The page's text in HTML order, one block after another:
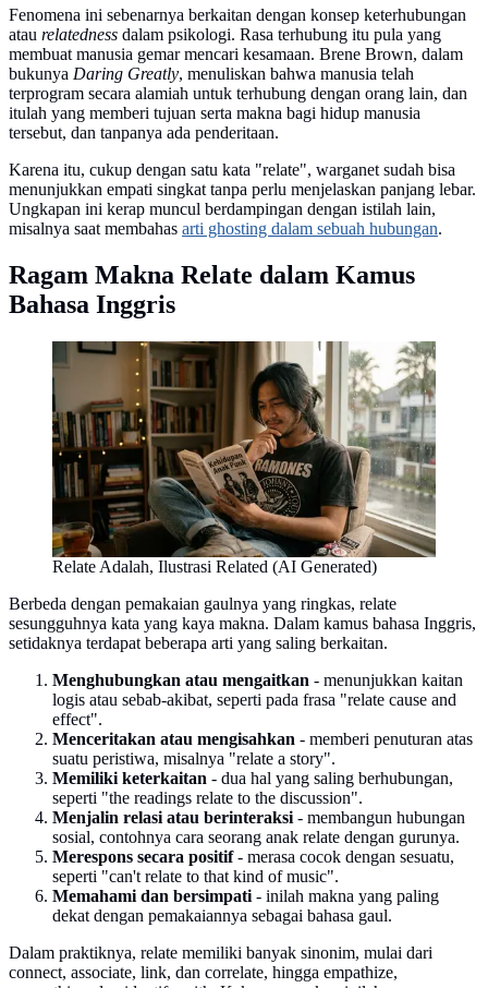
Fenomena ini sebenarnya berkaitan dengan konsep keterhubungan
atau relatedness dalam psikologi. Rasa terhubung itu pula yang
membuat manusia gemar mencari kesamaan. Brene Brown, dalam
bukunya Daring Greatly, menuliskan bahwa manusia telah
terprogram secara alamiah untuk terhubung dengan orang lain, dan
itulah yang memberi tujuan serta makna bagi hidup manusia
tersebut, dan tanpanya ada penderitaan.
Karena itu, cukup dengan satu kata "relate", warganet sudah bisa
menunjukkan empati singkat tanpa perlu menjelaskan panjang lebar.
Ungkapan ini kerap muncul berdampingan dengan istilah lain,
misalnya saat membahas arti ghosting dalam sebuah hubungan.
Ragam Makna Relate dalam Kamus
Bahasa Inggris
Relate Adalah, Ilustrasi Related (AI Generated)
Berbeda dengan pemakaian gaulnya yang ringkas, relate
sesungguhnya kata yang kaya makna. Dalam kamus bahasa Inggris,
setidaknya terdapat beberapa arti yang saling berkaitan.
Menghubungkan atau mengaitkan - menunjukkan kaitan
logis atau sebab-akibat, seperti pada frasa "relate cause and
effect".
Menceritakan atau mengisahkan - memberi penuturan atas
suatu peristiwa, misalnya "relate a story".
Memiliki keterkaitan - dua hal yang saling berhubungan,
seperti "the readings relate to the discussion".
Menjalin relasi atau berinteraksi - membangun hubungan
sosial, contohnya cara seorang anak relate dengan gurunya.
Merespons secara positif- merasa cocok dengan sesuatu,
seperti "can't relate to that kind of music".
Memahami dan bersimpati - inilah makna yang paling
dekat dengan pemakaiannya sebagai bahasa gaul.
Dalam praktiknya, relate memiliki banyak sinonim, mulai dari
connect, associate, link, dan correlate, hingga empathize,